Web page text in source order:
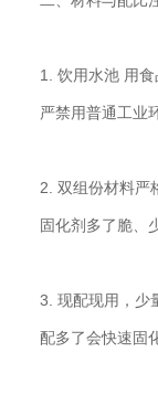
1. 饮用水池 用
严禁用普通工业
2. 双组份材料严
固化剂多了脆、
3. 现配现用，少
配多了会快速固